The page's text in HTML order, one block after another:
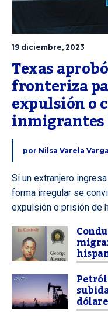
19 diciembre, 2023
Texas
fronteriza
expulsión o
por Nilsa Varela
Si un extranjero
forma irregular se
expulsión o prisión de